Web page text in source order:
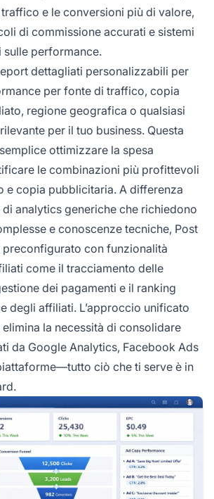
e le conversioni più di valore,
di commissione accurati e sistemi
performance.
dettagliati personalizzabili per
per fonte di traffico, copia
regione geografica o qualsiasi
per il tuo business. Questa
ottimizzare la spesa
le combinazioni più profittevoli
e copia pubblicitaria. A differenza
analytics generiche che richiedono
e conoscenze tecniche, Post
preconfigurato con funzionalità
come il tracciamento delle
dei pagamenti e il ranking
degli affiliati. L’approccio unificato
la necessità di consolidare
da Google Analytics, Facebook Ads
ciò che ti serve è in